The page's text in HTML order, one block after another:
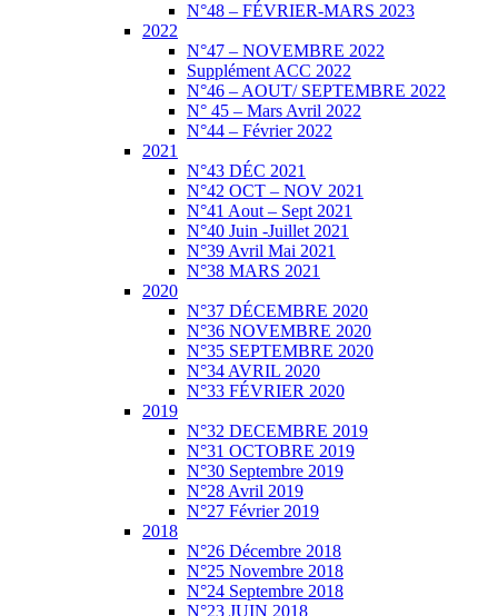
N°48 – FÉVRIER-MARS 2023
2022
N°47 – NOVEMBRE 2022
Supplément ACC 2022
N°46 – AOUT/ SEPTEMBRE 2022
N° 45 – Mars Avril 2022
N°44 – Février 2022
2021
N°43 DÉC 2021
N°42 OCT – NOV 2021
N°41 Aout – Sept 2021
N°40 Juin -Juillet 2021
N°39 Avril Mai 2021
N°38 MARS 2021
2020
N°37 DÉCEMBRE 2020
N°36 NOVEMBRE 2020
N°35 SEPTEMBRE 2020
N°34 AVRIL 2020
N°33 FÉVRIER 2020
2019
N°32 DECEMBRE 2019
N°31 OCTOBRE 2019
N°30 Septembre 2019
N°28 Avril 2019
N°27 Février 2019
2018
N°26 Décembre 2018
N°25 Novembre 2018
N°24 Septembre 2018
N°23 JUIN 2018